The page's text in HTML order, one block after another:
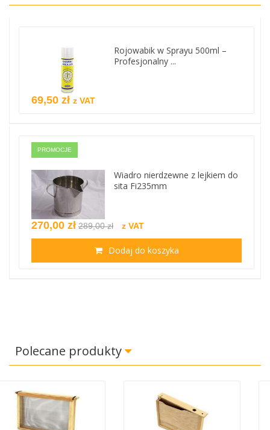
Rojowabik w Sprayu 500ml –
Profesjonalny ...
69,50 zł z VAT
PROMOCJE
Wiadro nierdzewne z lejkiem do
sita Fi235mm
270,00 zł 289,00 zł z VAT
Dodaj do koszyka
Polecane produkty